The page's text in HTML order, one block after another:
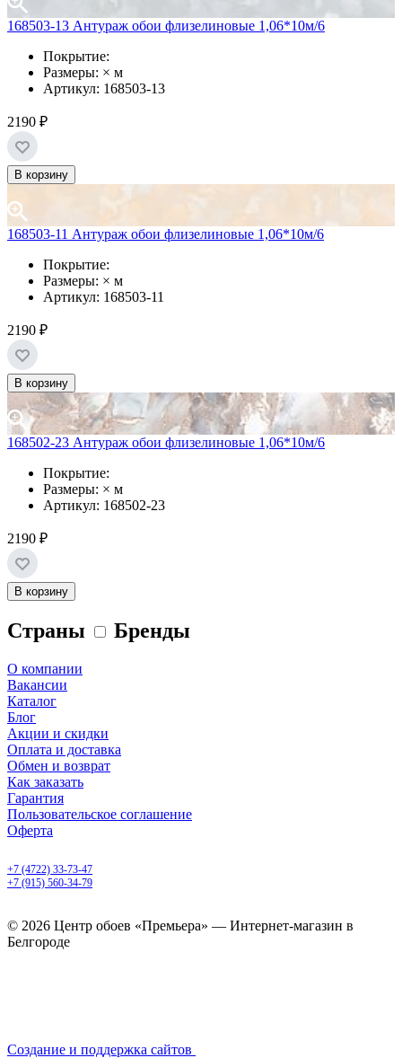
168503-13 Антураж обои флизелиновые 1,06*10м/6
Покрытие:
Размеры: × м
Артикул: 168503-13
2190 ₽
В корзину
168503-11 Антураж обои флизелиновые 1,06*10м/6
Покрытие:
Размеры: × м
Артикул: 168503-11
2190 ₽
В корзину
168502-23 Антураж обои флизелиновые 1,06*10м/6
Покрытие:
Размеры: × м
Артикул: 168502-23
2190 ₽
В корзину
Страны Бренды
О компании
Вакансии
Каталог
Блог
Акции и скидки
Оплата и доставка
Обмен и возврат
Как заказать
Гарантия
Пользовательское соглашение
Оферта
+7 (4722) 33-73-47
+7 (915) 560-34-79
© 2026 Центр обоев «Премьера» — Интернет-магазин в
Белгороде
Создание и поддержка сайтов